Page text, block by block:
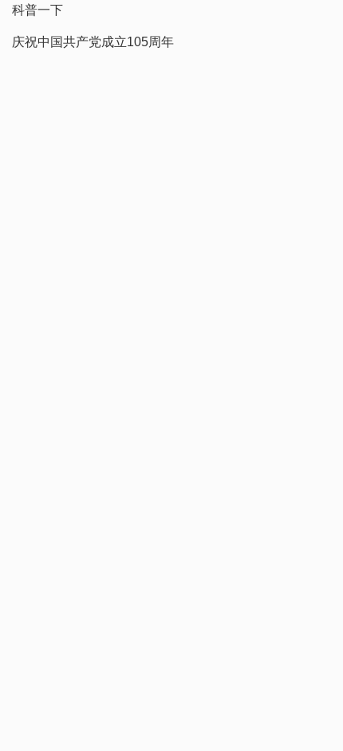
科普一下
庆祝中国共产党成立105周年